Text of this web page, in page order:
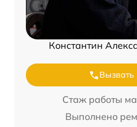
Константин
Вызвать
Стаж работы
Выполнено